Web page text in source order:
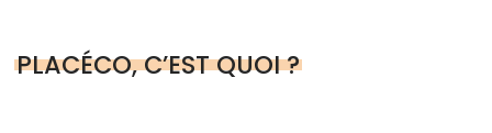
PLACÉCO, C’EST QUOI ?